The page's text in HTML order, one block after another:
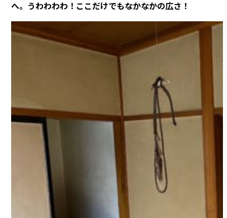
へ。うわわわわ！ここだけでもなかなかの広さ！